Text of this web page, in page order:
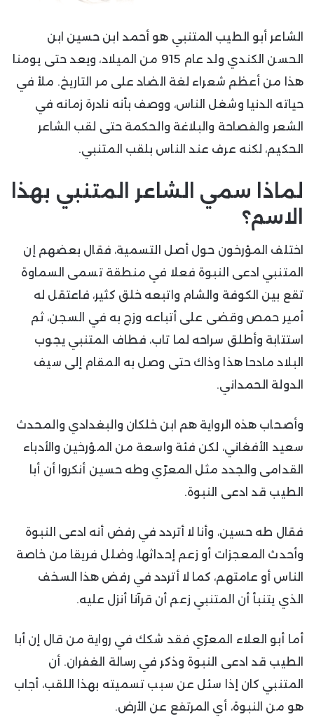
الشاعر أبو الطيب المتنبي هو أحمد ابن حسين ابن
الحسن الكندي ولد عام 915 من الميلاد، ويعد حتى يومنا
هذا من أعظم شعراء لغة الضاد على مر التاريخ. ملأ في
حياته الدنيا وشغل الناس، ووصف بأنه نادرة زمانه في
الشعر والفصاحة والبلاغة والحكمة حتى لقب الشاعر
الحكيم، لكنه عرف عند الناس بلقب المتنبي.
لماذا سمي الشاعر المتنبي بهذا
الاسم؟
اختلف المؤرخون حول أصل التسمية، فقال بعضهم إن
المتنبي ادعى النبوة فعلا في منطقة تسمى السماوة
تقع بين الكوفة والشام واتبعه خلق كثير، فاعتقل له
أمير حمص وقضى على أتباعه وزج به في السجن، ثم
استتابة وأطلق سراحه لما تاب، فطاف المتنبي يجوب
البلاد مادحا هذا وذاك حتى وصل به المقام إلى سيف
الدولة الحمداني.
وأصحاب هذه الرواية هم ابن خلكان والبغدادي والمحدث
سعيد الأفغاني، لكن فئة واسعة من المؤرخين والأدباء
القدامى والجدد مثل المعرّي وطه حسين أنكروا أن أبا
الطيب قد ادعى النبوة.
فقال طه حسين، وأنا لا أتردد في رفض أنه ادعى النبوة
وأحدث المعجزات أو زعم إحداثها، وضلل فريقا من خاصة
الناس أو عامتهم، كما لا أتردد في رفض هذا السخف
الذي يتنبأ أن المتنبي زعم أن قرآنا أنزل عليه.
أما أبو العلاء المعرّي فقد شكك في رواية من قال إن أبا
الطيب قد ادعى النبوة وذكر في رسالة الغفران. أن
المتنبي كان إذا سئل عن سبب تسميته بهذا اللقب، أجاب
هو من النبوة، أي المرتفع عن الأرض.